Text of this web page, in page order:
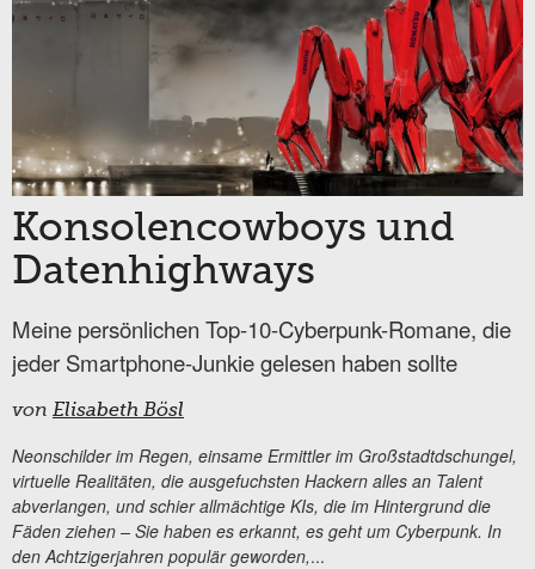
Konsolencowboys und
Datenhighways
Meine persönlichen Top-10-Cyberpunk-Romane, die
jeder Smartphone-Junkie gelesen haben sollte
von Elisabeth Bösl
Neonschilder im Regen, einsame Ermittler im Großstadtdschungel,
virtuelle Realitäten, die ausgefuchsten Hackern alles an Talent
abverlangen, und schier allmächtige KIs, die im Hintergrund die
Fäden ziehen – Sie haben es erkannt, es geht um Cyberpunk. In
den Achtzigerjahren populär geworden,...